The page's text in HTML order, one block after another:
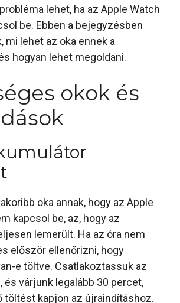
lehet, ha az Apple Watch
be. Ebben a bejegyzésben
mi lehet az oka ennek a
hogyan lehet megoldani.
okok és
oka annak, hogy az Apple
kapcsol be, az, hogy az
lemerült. Ha az óra nem
először ellenőrizni, hogy
e töltve. Csatlakoztassuk az
és várjunk legalább 30 percet,
töltést kapjon az újraindításhoz.